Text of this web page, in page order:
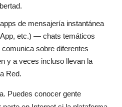
de mensajería instantánea
etc.) — chats temáticos
sobre diferentes
y a veces incluso llevan la
Red.
Puedes conocer gente